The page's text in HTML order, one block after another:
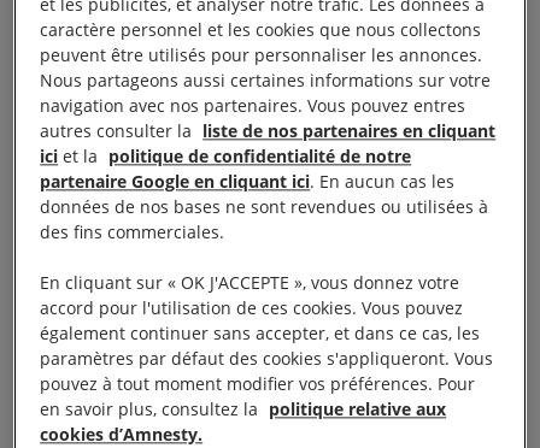
consentir aux cookies pour une publicité
ciblée en cliquant sur le bouton ci-dessous.
Accepter les cookies
Vidéo :3 questions sur Guantanamo à l'heure de
l'investiture de Donald Trump
55 personnes sont toujours
et les publicités, et analyser notre trafic. Les données à
caractère personnel et les cookies que nous collectons
peuvent être utilisés pour personnaliser les annonces.
Nous partageons aussi certaines informations sur votre
navigation avec nos partenaires. Vous pouvez entres
autres consulter la liste de nos partenaires en cliquant
ici et la politique de confidentialité de notre
partenaire Google en cliquant ici. En aucun cas les
données de nos bases ne sont revendues ou utilisées à
des fins commerciales.
En cliquant sur « OK J'ACCEPTE », vous donnez votre
accord pour l'utilisation de ces cookies. Vous pouvez
également continuer sans accepter, et dans ce cas, les
paramètres par défaut des cookies s'appliqueront. Vous
pouvez à tout moment modifier vos préférences. Pour
en savoir plus, consultez la politique relative aux
cookies d’Amnesty.